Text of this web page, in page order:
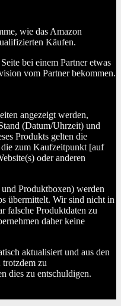
wie das Amazon
Käufen.
bei einem Partner etwas
vom Partner bekommen.
angezeigt werden,
(Datum/Uhrzeit) und
Produkts gelten die
zum Kaufzeitpunkt [auf
oder anderen
Produktboxen) werden
übermittelt. Wir sind nicht in
falsche Produktdaten zu
daher keine
aktualisiert und aus den
trotzdem zu
dies zu entschuldigen.